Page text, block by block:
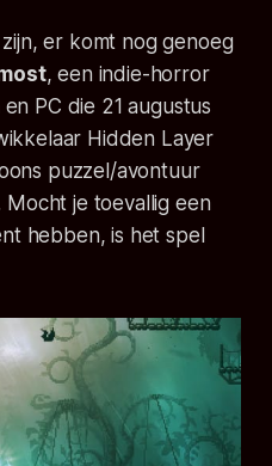
er komt nog genoeg
, een indie-horror
PC die 21 augustus
Hidden Layer
puzzel/avontuur
Mocht je toevallig een
hebben, is het spel